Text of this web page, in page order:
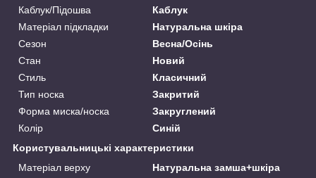
Каблук/Підошва
Каблук
Матеріал підкладки
Натуральна шкіра
Сезон
Весна/Осінь
Стан
Новий
Стиль
Класичний
Тип носка
Закритий
Форма миска/носка
Закруглений
Колір
Синій
Користувальницькі характеристики
Матеріал верху
Натуральна замша+шкіра